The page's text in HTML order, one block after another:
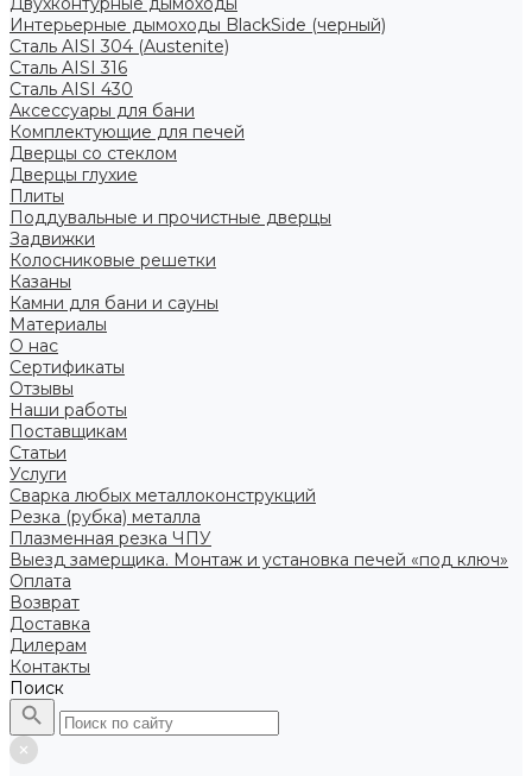
Интерьерные дымоходы BlackSide (черный)
Сталь AISI 304 (Austenite)
Сталь AISI 316
Сталь AISI 430
Аксессуары для бани
Комплектующие для печей
Дверцы со стеклом
Дверцы глухие
Плиты
Поддувальные и прочистные дверцы
Задвижки
Колосниковые решетки
Казаны
Камни для бани и сауны
Материалы
О нас
Сертификаты
Отзывы
Наши работы
Поставщикам
Статьи
Услуги
Сварка любых металлоконструкций
Резка (рубка) металла
Плазменная резка ЧПУ
Выезд замерщика. Монтаж и установка печей «под ключ»
Оплата
Возврат
Доставка
Дилерам
Контакты
Поиск